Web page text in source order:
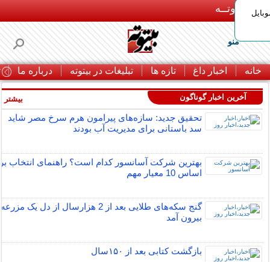
بـیتوتــه
منو
خانه اخبار داغ تازه ها تبلیغات در بیتوته درباره ما
آخرین اخبار گوناگون
تحقیق جدید: سازه‌های پیرامون هرم سرخ مصر شاید
سد باستانی برای مدیریت آب بودند
بهترین شرکت آسانسور کدام است؟ راهنمای انتخاب
اساس 10 معیار مهم
گنج سکه‌های طلایی بعد از 2 هزارسال از دل یک مزرعه
بیرون آمد
بازگشت کتابی بعد از ۱۵۰سال
بیشتر